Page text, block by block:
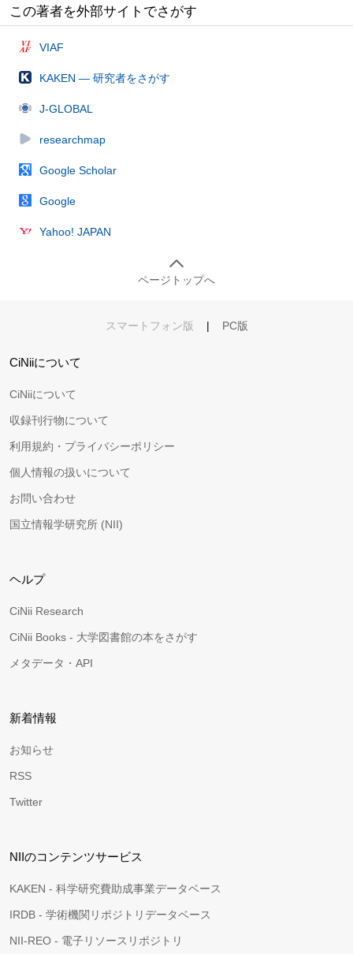
この著者を外部サイトでさがす
VIAF
KAKEN — 研究者をさがす
J-GLOBAL
researchmap
Google Scholar
Google
Yahoo! JAPAN
ページトップへ
スマートフォン版 | PC版
CiNiiについて
CiNiiについて
収録刊行物について
利用規約・プライバシーポリシー
個人情報の扱いについて
お問い合わせ
国立情報学研究所 (NII)
ヘルプ
CiNii Research
CiNii Books - 大学図書館の本をさがす
メタデータ・API
新着情報
お知らせ
RSS
Twitter
NIIのコンテンツサービス
KAKEN - 科学研究費助成事業データベース
IRDB - 学術機関リポジトリデータベース
NII-REO - 電子リソースリポジトリ